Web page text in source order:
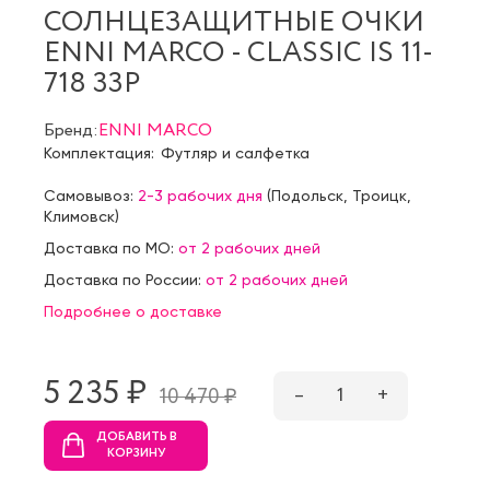
СОЛНЦЕЗАЩИТНЫЕ ОЧКИ
ENNI MARCO - CLASSIC IS 11-
718 33P
Бренд:ENNI MARCO
Комплектация: Футляр и салфетка
Самовывоз: 2-3 рабочих дня (Подольск Троицк
Климовск)
Доставка по МО: от 2 рабочих дней
Доставка по России: от 2 рабочих дней
Подробнее о доставке
5 235 ₷ 10 470 ₷ – 1 +
ДОБАВИТЬ В
КОРЗИНУ